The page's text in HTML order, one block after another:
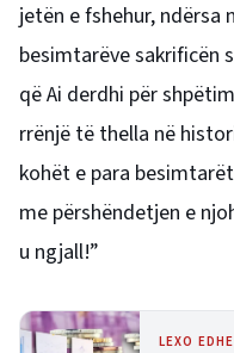
jetën e fshehur, ndërsa
besimtarëve sakrificën
që Ai derdhi për
rrënjë të thella në
kohët e para
me përshëndetjen e
u ngjall!”
LEXO EDHE